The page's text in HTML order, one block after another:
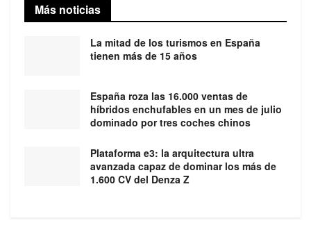
Más noticias
La mitad de los turismos en España
tienen más de 15 años
España roza las 16.000 ventas de
híbridos enchufables en un mes de julio
dominado por tres coches chinos
Plataforma e3: la arquitectura ultra
avanzada capaz de dominar los más de
1.600 CV del Denza Z